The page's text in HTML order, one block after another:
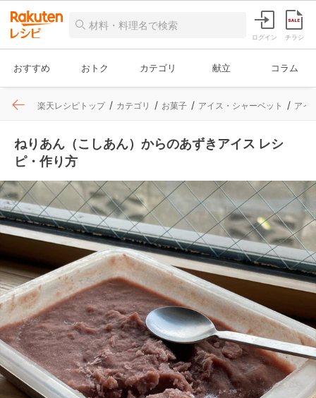
ログイン チラシ
おすすめ おトク カテゴリ 献立 コラム
楽天レシピトップ カテゴリ お菓子 アイス・シャーベット アイ
ねりあん（こしあん）からのあずきアイス レシ
ピ・作り方